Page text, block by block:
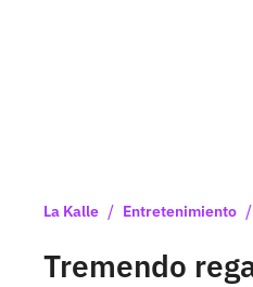
La Kalle / Entretenimiento /
Tremendo